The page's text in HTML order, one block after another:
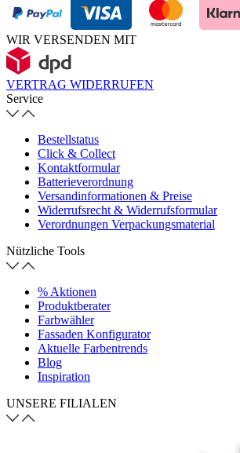
WIR VERSENDEN MIT
VERTRAG WIDERRUFEN
Service
Bestellstatus
Click & Collect
Kontaktformular
Batterieverordnung
Versandinformationen & Preise
Widerrufsrecht & Widerrufsformular
Verordnungen Verpackungsmaterial
Nützliche Tools
% Aktionen
Produktberater
Farbwähler
Fassaden Konfigurator
Aktuelle Farbentrends
Blog
Inspiration
UNSERE FILIALEN